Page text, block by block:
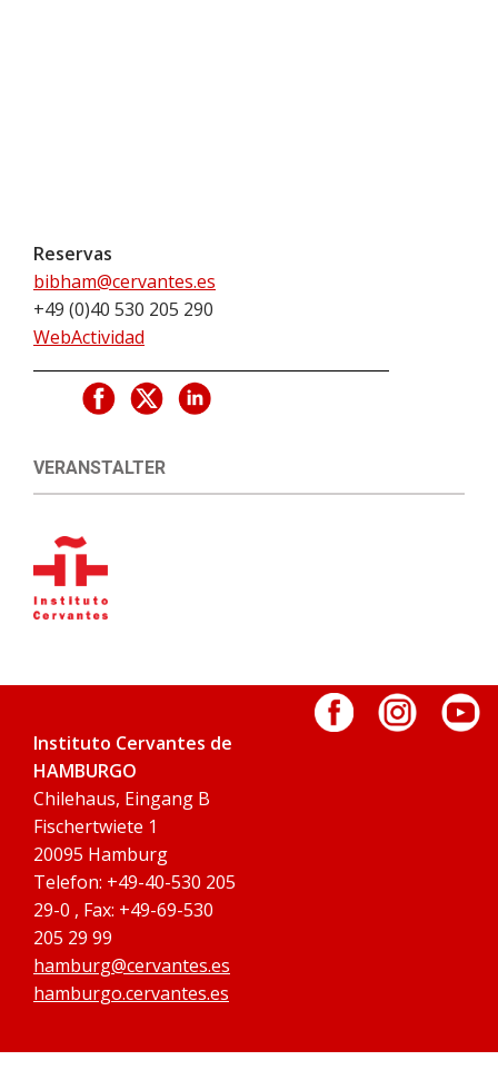
Reservas
bibham@cervantes.es
+49 (0)40 530 205 290
WebActividad
VERANSTALTER
Instituto Cervantes de
HAMBURGO
Chilehaus, Eingang B
Fischertwiete 1
20095 Hamburg
Telefon: +49-40-530 205
29-0 , Fax: +49-69-530
205 29 99
hamburg@cervantes.es
hamburgo.cervantes.es